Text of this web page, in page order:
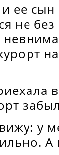
ее
не
у
А